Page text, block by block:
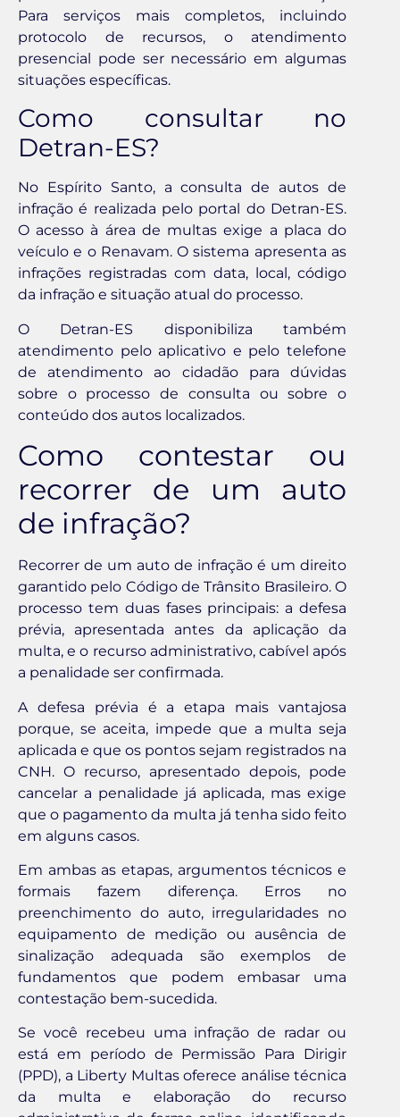
Para serviços mais completos, incluindo
protocolo de recursos, o atendimento
presencial pode ser necessário em algumas
situações específicas.
Como consultar no
Detran-ES?
No Espírito Santo, a consulta de autos de
infração é realizada pelo portal do Detran-ES.
O acesso à área de multas exige a placa do
veículo e o Renavam. O sistema apresenta as
infrações registradas com data, local, código
da infração e situação atual do processo.
O Detran-ES disponibiliza também
atendimento pelo aplicativo e pelo telefone
de atendimento ao cidadão para dúvidas
sobre o processo de consulta ou sobre o
conteúdo dos autos localizados.
Como contestar ou
recorrer de um auto
de infração?
Recorrer de um auto de infração é um direito
garantido pelo Código de Trânsito Brasileiro. O
processo tem duas fases principais: a defesa
prévia, apresentada antes da aplicação da
multa, e o recurso administrativo, cabível após
a penalidade ser confirmada.
A defesa prévia é a etapa mais vantajosa
porque, se aceita, impede que a multa seja
aplicada e que os pontos sejam registrados na
CNH. O recurso, apresentado depois, pode
cancelar a penalidade já aplicada, mas exige
que o pagamento da multa já tenha sido feito
em alguns casos.
Em ambas as etapas, argumentos técnicos e
formais fazem diferença. Erros no
preenchimento do auto, irregularidades no
equipamento de medição ou ausência de
sinalização adequada são exemplos de
fundamentos que podem embasar uma
contestação bem-sucedida.
Se você recebeu uma infração de radar ou
está em período de Permissão Para Dirigir
(PPD), a Liberty Multas oferece análise técnica
da multa e elaboração do recurso